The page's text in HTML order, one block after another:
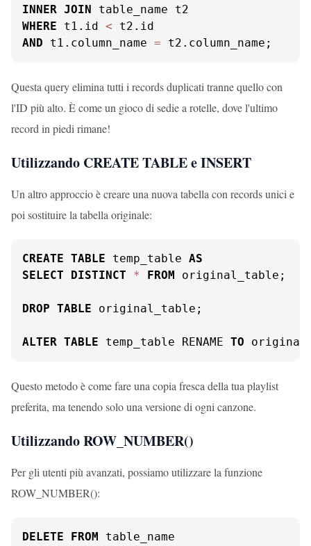
INNER JOIN
WHERE t1.id <
AND t1.column_name = t2.column_name;
Questa query elimina tutti i records duplicati tranne quello con
l'ID più alto. È come un gioco di sedie a rotelle, dove l'ultimo
record in piedi rimane!
Utilizzando CREATE TABLE e INSERT
Un altro approccio è creare una nuova tabella con records unici e
poi sostituire la tabella originale:
CREATE TABLE temp_table AS
SELECT
DISTINCT * FROM original_table;
DROP TABLE original_table;
ALTER TABLE temp_table RENAME TO
Questo metodo è come fare una copia fresca della tua playlist
preferita, ma tenendo solo una versione di ogni canzone.
Utilizzando ROW_NUMBER()
Per gli utenti più avanzati, possiamo utilizzare la funzione
ROW_NUMBER():
DELETE FROM